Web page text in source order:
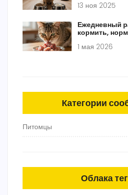
13 ноя 2025
Ежедневный
кормить,
1 мая 2026
Категории
Питомцы
Облака